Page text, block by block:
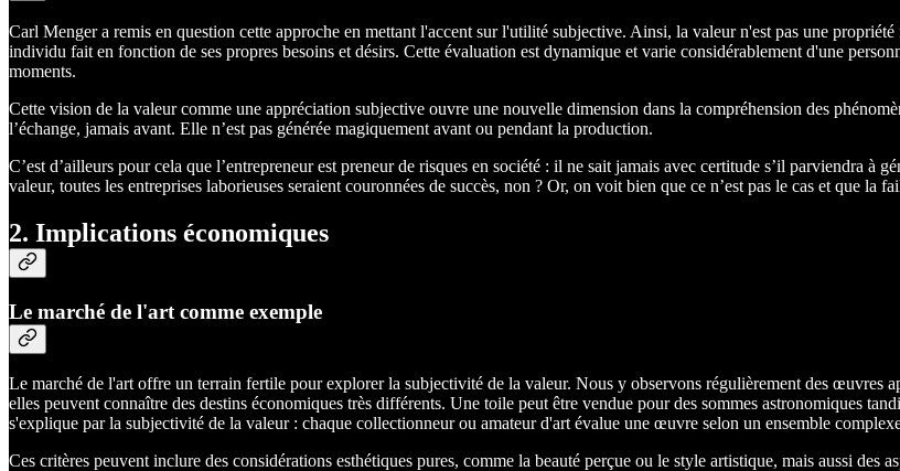
Carl Menger a remis en question cette approche en mettant l'accent sur l'utilité subjective. Ainsi, la valeur n'est pas une
individu fait en fonction de ses propres besoins et désirs. Cette évaluation est dynamique et varie considérablement d'une
moments.
Cette vision de la valeur comme une appréciation subjective ouvre une nouvelle dimension dans la compréhension des
l’échange, jamais avant. Elle n’est pas générée magiquement avant ou pendant la production.
C’est d’ailleurs pour cela que l’entrepreneur est preneur de risques en société : il ne sait jamais avec certitude s’il parviendra
valeur, toutes les entreprises laborieuses seraient couronnées de succès, non ? Or, on voit bien que ce n’est pas le cas et que la
2. Implications économiques
Le marché de l'art comme exemple
Le marché de l'art offre un terrain fertile pour explorer la subjectivité de la valeur. Nous y observons régulièrement des œuvres
elles peuvent connaître des destins économiques très différents. Une toile peut être vendue pour des sommes astronomiques
s'explique par la subjectivité de la valeur : chaque collectionneur ou amateur d'art évalue une œuvre selon un ensemble
Ces critères peuvent inclure des considérations esthétiques pures, comme la beauté perçue ou le style artistique, mais aussi